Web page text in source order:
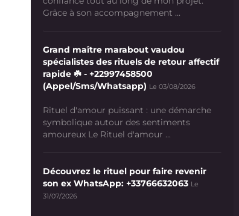
Grâce à son accompagnement ...
Grand maître marabout vaudou
spécialistes des rituels de retour affectif
rapide ☘️ - +22997458500
(Appel/Sms/Whatsapp) Le 03/08/2026
Rituel d'amour puissant : une démarche
symbolique autour des sentiments
amoureux Le Rituel d'amour ...
Découvrez le rituel pour faire revenir
son ex WhatsApp: +33766632063 Le
31/07/2026